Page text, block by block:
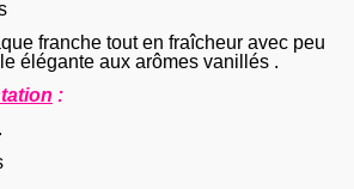
franche tout en fraîcheur avec peu
élégante aux arômes vanillés .
: